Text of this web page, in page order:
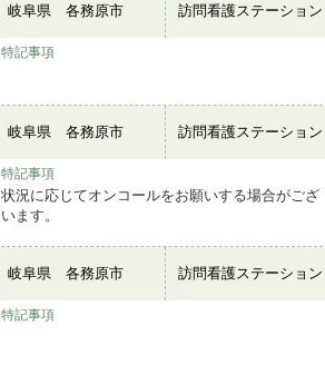
岐阜県 各務原市 訪問看護ステーション
特記事項
岐阜県 各務原市 訪問看護ステーション
特記事項
状況に応じてオンコールをお願いする場合がござ
います。
岐阜県 各務原市 訪問看護ステーション
特記事項